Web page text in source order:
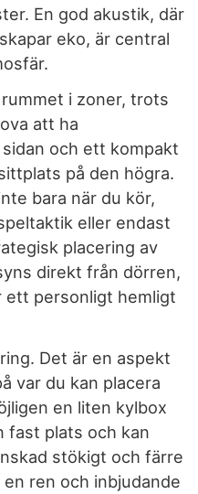
En god akustik, där
eko, är central
i zoner, trots
att ha
och ett kompakt
på den högra.
bara när du kör,
eller endast
placering av
direkt från dörren,
ett personligt hemligt
Det är en aspekt
var du kan placera
en liten kylbox
fast plats och kan
stökigt och färre
ren och inbjudande